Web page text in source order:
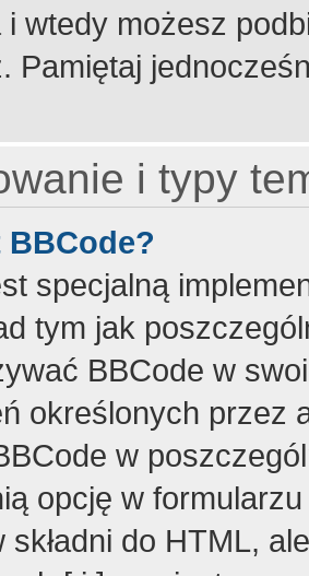
i wtedy możesz
Pamiętaj
i typy
BBCode?
specjalną
tym jak
BBCode w
określonych przez
w
opcję w
składni do HTML,